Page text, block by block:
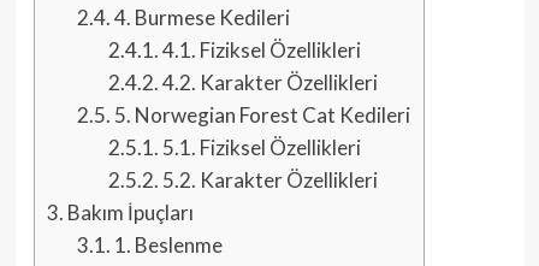
2.4.4. Burmese Kedileri
2.4.1.4.1. Fiziksel Özellikleri
2.4.2.4.2. Karakter Özellikleri
2.5. 5. Norwegian Forest Cat Kedileri
2.5.1. 5.1. Fiziksel Özellikleri
2.5.2. 5.2. Karakter Özellikleri
3. Bakım İpuçları
3.1. 1. Beslenme